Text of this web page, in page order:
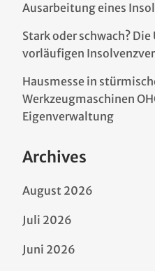
Ausarbeitung eines
Stark oder schwach?
vorläufigen
Hausmesse in
Werkzeugmaschinen
Eigenverwaltung
Archives
August 2026
Juli 2026
Juni 2026